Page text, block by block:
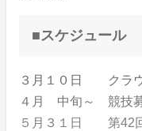
■スケジュール
３月１０日 クラウ
４月 中旬～ 競技
５月３１日 第42回